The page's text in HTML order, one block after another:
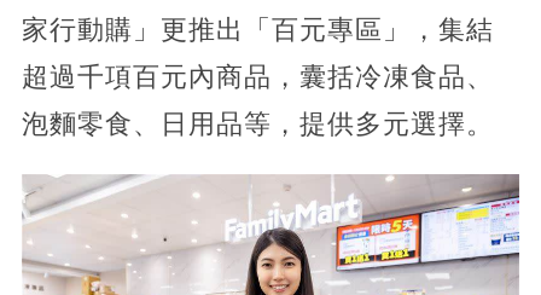
家行動購」更推出「百元專區」，集結
超過千項百元內商品，囊括冷凍食品、
泡麵零食、日用品等，提供多元選擇。